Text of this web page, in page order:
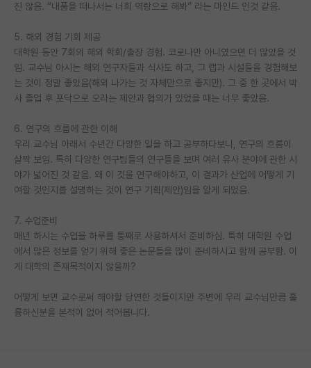
홍보 게시판
커리어
유학교육
이벤트
재팬라운지 🌸
진 않음. “내품을 떠나서는 너희 역랑으로 해봐” 라는 마인드 인것 같음.
5. 해외 경험 기회 제공
대학원 동안 7회의 해외 학회/출장 경험. 코로나만 아니였으면 더 많았을 것
임. 교수님 아시는 해외 연구자들과 식사도 하고, 그 랩과 시설들을 경험해보
는 것이 정말 좋았음(해외 나가는 것 자체만으로 좋지만). 그 중 한 곳에서 박
사 졸업 후 포닥으로 오라는 제안과 협의가 있었을 때는 너무 좋았음.
6. 연구의 흐름에 관한 이해
우리 교수님 아래서 수년간 다양한 일을 하고 공부하다보니, 연구의 흐름이
살짝 보임. 특히 다양한 연구팀들의 연구들을 보며 여러 유사 분야에 관한 시
야가 넓어진 것 같음. 왜 이 것을 연구해야하고, 이 결과가 산업에 어떻게 기
여할 것인지를 설명하는 것이 연구 기획(제안)임을 알게 되었음.
7. 수업준비
매년 하시는 수업을 하루를 통째로 사용하셔서 준비하심. 특히 대학원 수업
에서 많은 정보를 얻기 위해 좋은 논문들을 많이 준비하시고 함께 공부함. 이
게 대학의 존재목적이지 않을까?
어떻게 보면 교수로써 해야할 당연한 것들이지만 주변에 우리 교수님만큼 훌
륭하신분을 본적이 없어 적어봅니다.